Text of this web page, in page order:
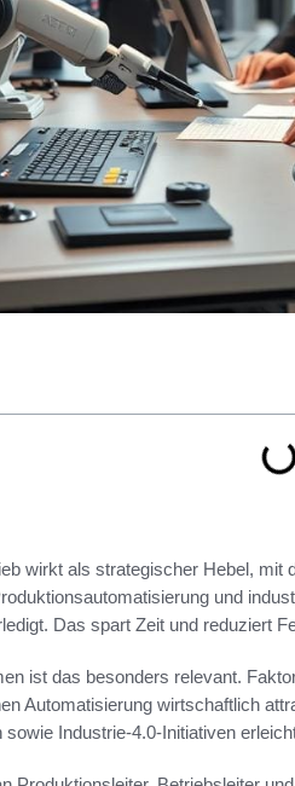
wirkt als strategischer Hebel, mit
und
Das spart Zeit und reduziert
ist das besonders relevant.
Automatisierung wirtschaftlich
sowie Industrie-4.0-Initiativen